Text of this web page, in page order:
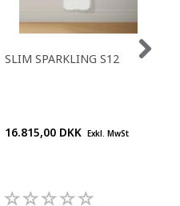
SLIM SPARKLING S12
16.815,00 DKK Exkl. MwSt